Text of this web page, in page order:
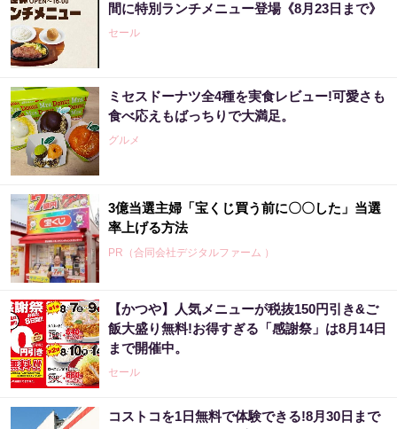
間に特別ランチメニュー登場《8月23日まで》
セール
ミセスドーナツ全4種を実食レビュー!可愛さも
食べ応えもばっちりで大満足。
グルメ
3億当選主婦「宝くじ買う前に〇〇した」当選
率上げる方法
PR（合同会社デジタルファーム ）
【かつや】人気メニューが税抜150円引き&ご
飯大盛り無料!お得すぎる「感謝祭」は8月14日
まで開催中。
セール
コストコを1日無料で体験できる!8月30日まで